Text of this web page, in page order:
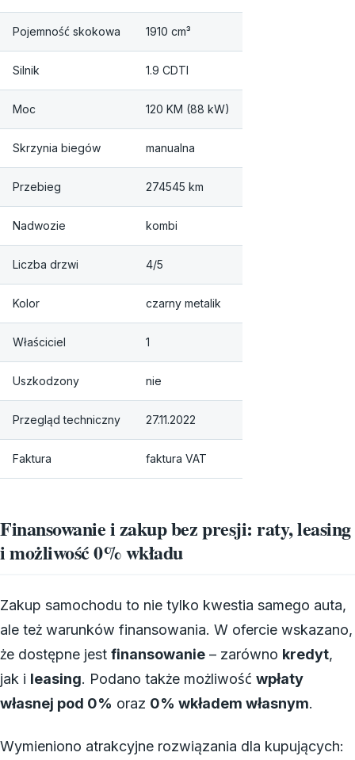
Pojemność skokowa 1910 cm³
Silnik 1.9 CDTI
Moc 120 KM (88 kW)
Skrzynia biegów manualna
Przebieg 274545 km
Nadwozie kombi
Liczba drzwi 4/5
Kolor czarny metalik
Właściciel 1
Uszkodzony nie
Przegląd techniczny 27.11.2022
Faktura faktura VAT
Finansowanie i zakup bez presji: raty, leasing
i możliwość 0% wkładu
Zakup samochodu to nie tylko kwestia samego auta,
ale też warunków finansowania. W ofercie wskazano,
że dostępne jest finansowanie – zarówno kredyt,
jak i leasing. Podano także możliwość wpłaty
własnej pod 0% oraz 0% wkładem własnym.
Wymieniono atrakcyjne rozwiązania dla kupujących: